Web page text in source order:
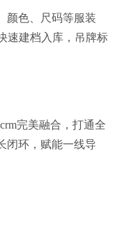
颜色、尺码等服装
速建档入库，吊牌标
完美融合，打通全
闭环，赋能一线导